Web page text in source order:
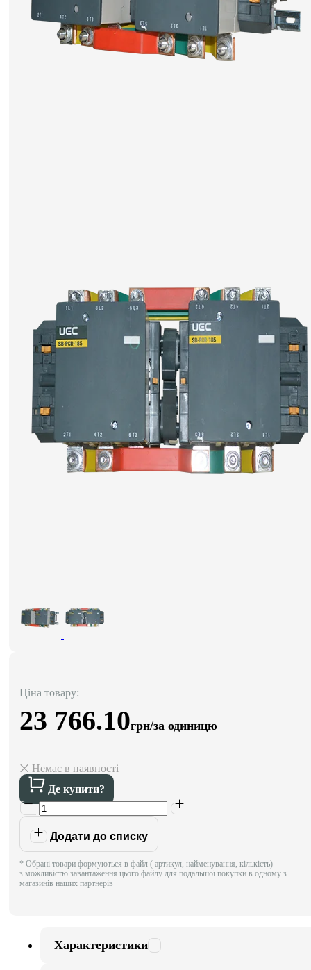
Ціна товару:
23 766.10грн/за одиницю
Немає в наявності
Де купити?
Додати до списку
* Обрані товари формуються в файл ( артикул, найменування, кількість)
з можливістю завантаження цього файлу для подальшої покупки в одному з
магазинів наших партнерів
Характеристики